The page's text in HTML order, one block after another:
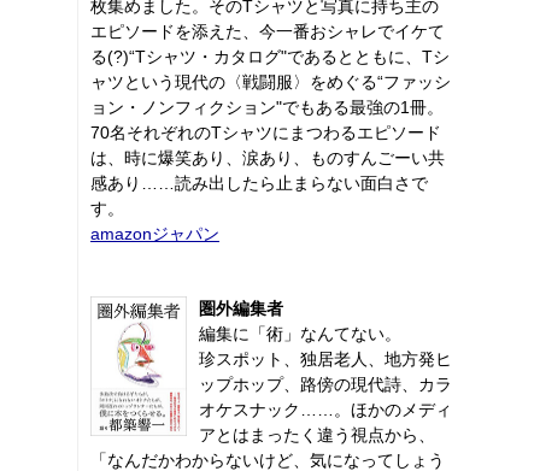
枚集めました。そのTシャツと写真に持ち主の
エピソードを添えた、今一番おシャレでイケて
る(?)“Tシャツ・カタログ"であるとともに、Tシ
ャツという現代の〈戦闘服〉をめぐる“ファッシ
ョン・ノンフィクション"でもある最強の1冊。
70名それぞれのTシャツにまつわるエピソード
は、時に爆笑あり、涙あり、ものすんごーい共
感あり……読み出したら止まらない面白さで
す。
amazonジャパン
圏外編集者
編集に「術」なんてない。
珍スポット、独居老人、地方発ヒ
ップホップ、路傍の現代詩、カラ
オケスナック……。ほかのメディ
アとはまったく違う視点から、
「なんだかわからないけど、気になってしょう